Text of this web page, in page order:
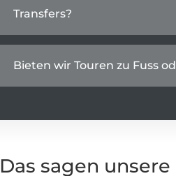
Transfers?
Bieten wir Touren zu Fuss
Das sagen unsere